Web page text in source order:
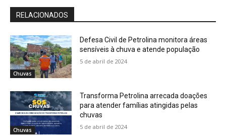
RELACIONADOS
Chuvas
Defesa Civil de Petrolina monitora áreas
sensíveis à chuva e atende população
5 de abril de 2024
Chuvas
Transforma Petrolina arrecada doações
para atender famílias atingidas pelas
chuvas
5 de abril de 2024